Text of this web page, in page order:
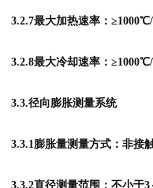
3.2.7最大加热速率：≥1000℃/
3.2.8最大冷却速率：≥1000℃/
3.3.径向膨胀测量系统
3.3.1膨胀量测量方式：非接
3.3.2直径测量范围：不小于3